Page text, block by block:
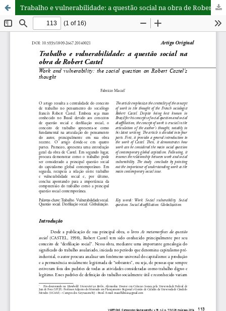
Trabalho e vulnerabilidade: a questão social na obra de Robert Castel